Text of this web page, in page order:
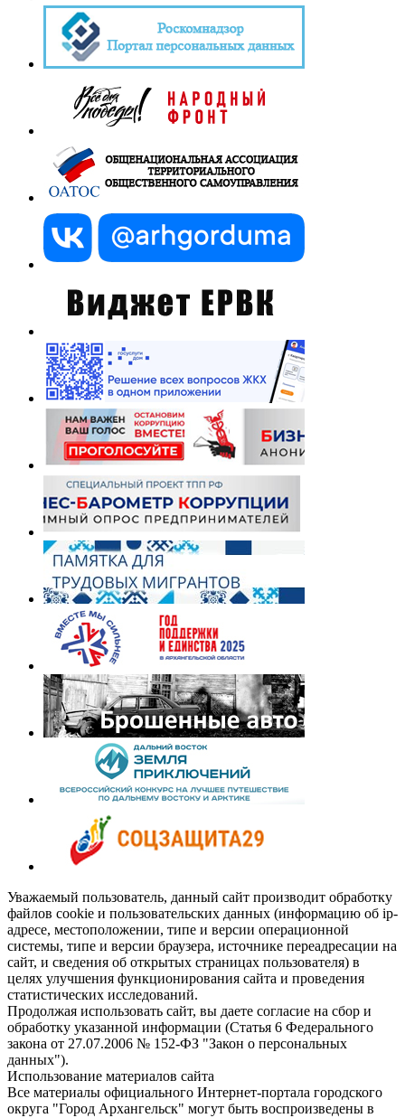
Уважаемый пользователь, данный сайт производит обработку
файлов cookie и пользовательских данных (информацию об ip-
адресе, местоположении, типе и версии операционной
системы, типе и версии браузера, источнике переадресации на
сайт, и сведения об открытых страницах пользователя) в
целях улучшения функционирования сайта и проведения
статистических исследований.
Продолжая использовать сайт, вы даете согласие на сбор и
обработку указанной информации (Статья 6 Федерального
закона от 27.07.2006 № 152-ФЗ "Закон о персональных
данных").
Использование материалов сайта
Все материалы официального Интернет-портала городского
округа "Город Архангельск" могут быть воспроизведены в